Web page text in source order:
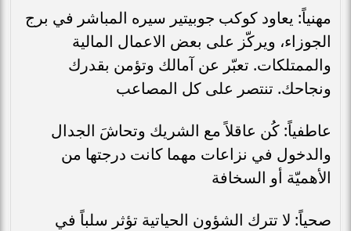
مهنياً: يعاود كوكب جوبيتير سيره المباشر في برج
الجوزاء، ويركّز على بعض الاعمال المالية
والممتلكات. تعبّر عن آمالك وتؤمن بقدرك
ونجاحك. تنتصر على كل المصاعب
عاطفياً: كُن عاقلاً مع الشريك وتحاشَ الجدال
والدخول في نزاعات مهما كانت درجتها من
الأهميّة أو السخافة
صحياً: لا تترك الشؤون الحياتية تؤثر سلباً في